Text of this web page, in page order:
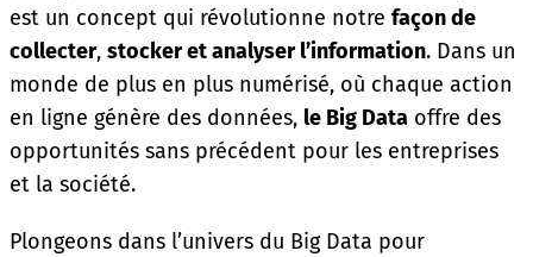
est un concept qui révolutionne notre façon de
collecter, stocker et analyser l’information. Dans un
monde de plus en plus numérisé, où chaque action
en ligne génère des données, le Big Data offre des
opportunités sans précédent pour les entreprises
et la société.
Plongeons dans l’univers du Big Data pour